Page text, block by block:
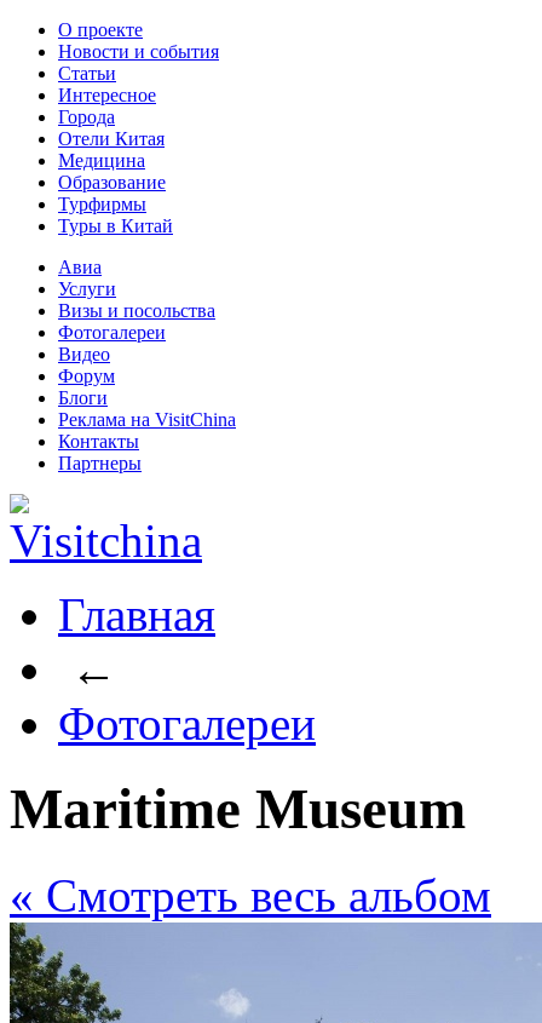
О проекте
Новости и события
Статьи
Интересное
Города
Отели Китая
Медицина
Образование
Турфирмы
Туры в Китай
Авиа
Услуги
Визы и посольства
Фотогалереи
Видео
Форум
Блоги
Реклама на VisitChina
Контакты
Партнеры
Главная
←
Фотогалереи
Maritime Museum
« Cмотреть весь альбом